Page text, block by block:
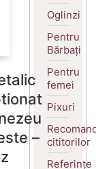
–
Oglinzi
Pentru
Bărbați
Pentru
femei
Pixuri
cititorilor
Referințe